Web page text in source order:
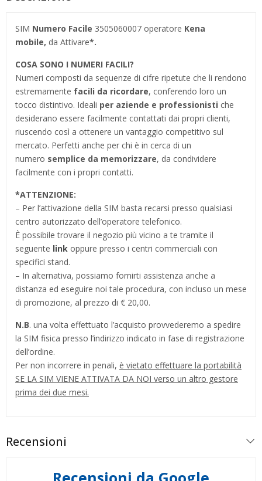
SIM Numero Facile 3505060007 operatore Kena
mobile, da Attivare*.
COSA SONO I NUMERI FACILI?
Numeri composti da sequenze di cifre ripetute che li rendono
estremamente facili da ricordare, conferendo loro un
tocco distintivo. Ideali per aziende e professionisti che
desiderano essere facilmente contattati dai propri clienti,
riuscendo così a ottenere un vantaggio competitivo sul
mercato. Perfetti anche per chi è in cerca di un
numero semplice da memorizzare, da condividere
facilmente con i propri contatti.
*ATTENZIONE:
– Per l’attivazione della SIM basta recarsi presso qualsiasi
centro autorizzato dell’operatore telefonico.
È possibile trovare il negozio più vicino a te tramite il
seguente link oppure presso i centri commerciali con
specifici stand.
– In alternativa, possiamo fornirti assistenza anche a
distanza ed eseguire noi tale procedura, con incluso un mese
di promozione, al prezzo di € 20,00.
N.B. una volta effettuato l’acquisto provvederemo a spedire
la SIM fisica presso l’indirizzo indicato in fase di registrazione
dell’ordine.
Per non incorrere in penali, è vietato effettuare la portabilità
SE LA SIM VIENE ATTIVATA DA NOI verso un altro gestore
prima dei due mesi.
Recensioni